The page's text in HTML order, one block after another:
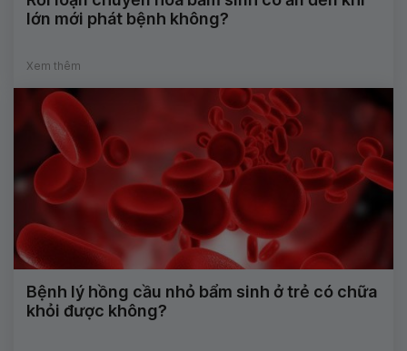
lớn mới phát bệnh không?
Xem thêm
Bệnh lý hồng cầu nhỏ bẩm sinh ở trẻ có chữa
khỏi được không?